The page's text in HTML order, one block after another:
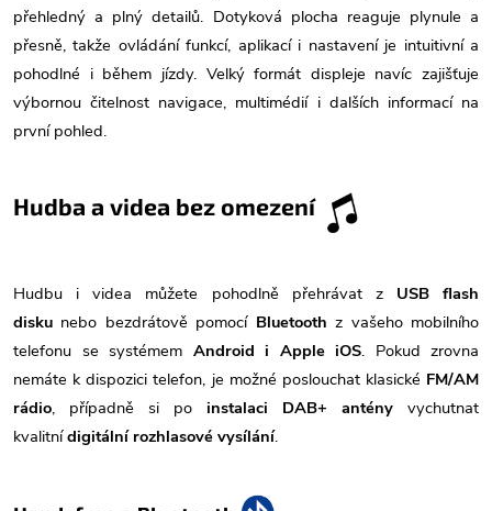
přehledný a plný detailů. Dotyková plocha reaguje plynule a
přesně, takže ovládání funkcí, aplikací i nastavení je intuitivní a
pohodlné i během jízdy. Velký formát displeje navíc zajišťuje
výbornou čitelnost navigace, multimédií i dalších informací na
první pohled.
Hudba a videa bez omezení
Hudbu i videa můžete pohodlně přehrávat z
USB flash
disku nebo bezdrátově pomocí Bluetooth z vašeho mobilního
telefonu se systémem Android i Apple iOS. Pokud zrovna
nemáte k dispozici telefon, je možné poslouchat klasické FM/AM
rádio, případně si po instalaci DAB+ antény
vychutnat
kvalitní digitální rozhlasové vysílání.